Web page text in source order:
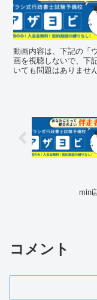
動画内容は、下記の「
画を視聴しないで、下
いても問題はありませ
mini
コメント